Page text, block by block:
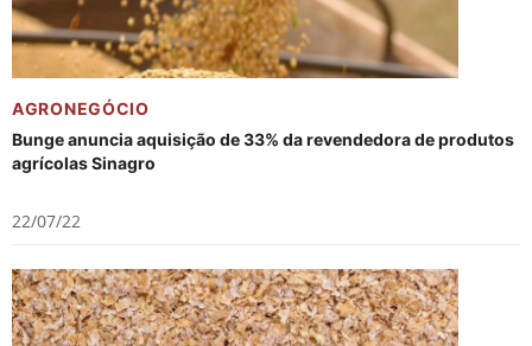
AGRONEGÓCIO
Bunge anuncia aquisição de 33% da revendedora de produtos
agrícolas Sinagro
22/07/22